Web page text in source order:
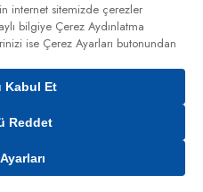
Ver
internet sitemizde çerezler
bilgiye Çerez Aydınlatma
ise Çerez Ayarları butonundan
Kabul Et
Reddet